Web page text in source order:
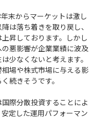
末からマーケットは激し
は落ち着きを取り戻し、
昇しております。しかし
悪影響が企業業績に波及
少なくないと考えます。
場や株式市場に与える影
続きそうです。
際分散投資することによ
定した運用パフォーマン